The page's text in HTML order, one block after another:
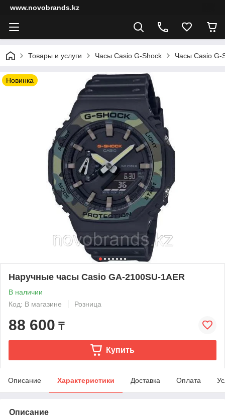
www.novobrands.kz
Товары и услуги Часы Casio G-Shock Часы Casio G-
Новинка
Наручные часы Casio GA-2100SU-1AER
В наличии
Код: В магазине
Розница
88 600 ₸
Купить
Описание Характеристики Доставка Оплата
Описание